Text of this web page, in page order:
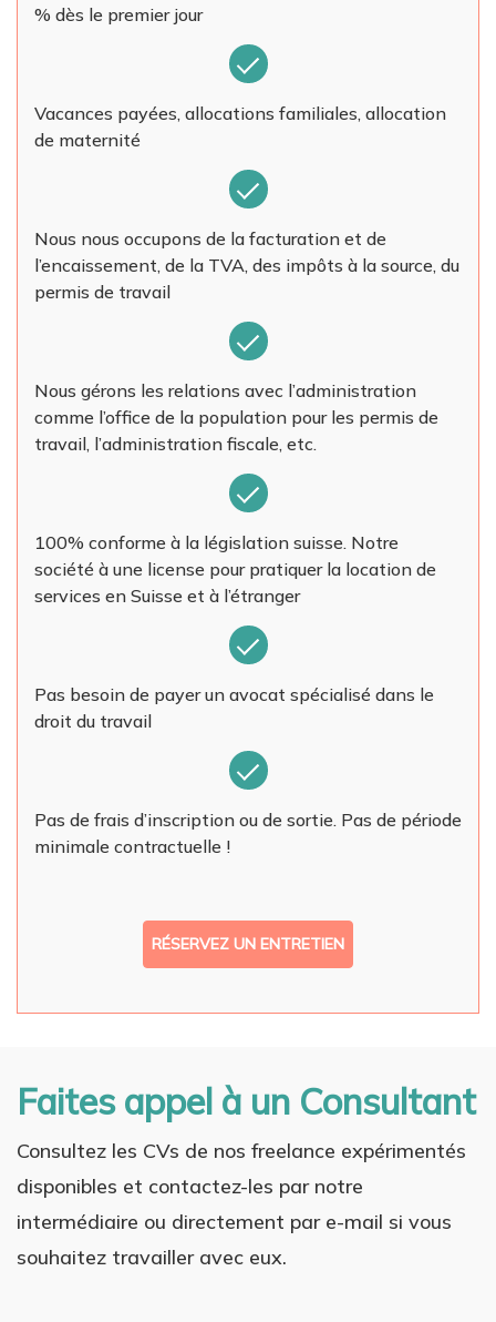
% dès le premier jour
Vacances payées, allocations familiales, allocation
de maternité
Nous nous occupons de la facturation et de
l’encaissement, de la TVA, des impôts à la source, du
permis de travail
Nous gérons les relations avec l’administration
comme l’office de la population pour les permis de
travail, l’administration fiscale, etc.
100% conforme à la législation suisse. Notre
société à une license pour pratiquer la location de
services en Suisse et à l’étranger
Pas besoin de payer un avocat spécialisé dans le
droit du travail
Pas de frais d’inscription ou de sortie. Pas de période
minimale contractuelle !
RÉSERVEZ UN ENTRETIEN
Faites appel à un Consultant
Consultez les CVs de nos freelance expérimentés
disponibles et contactez-les par notre
intermédiaire ou directement par e-mail si vous
souhaitez travailler avec eux.